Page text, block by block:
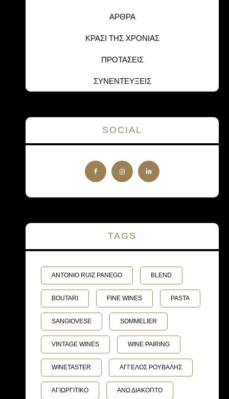
ΑΡΘΡΑ
ΚΡΑΣΙ ΤΗΣ ΧΡΟΝΙΑΣ
ΠΡΟΤΑΣΕΙΣ
ΣΥΝΕΝΤΕΥΞΕΙΣ
SOCIAL
TAGS
ANTONIO RUIZ PANEGO BLEND
BOUTARI FINE WINES PASTA
SANGIOVESE SOMMELIER
VINTAGE WINES WINE PAIRING
WINETASTER ΑΓΓΕΛΟΣ ΡΟΥΒΑΛΗΣ
ΑΓΙΩΡΓΙΤΙΚΟ ΑΝΩ ΔΙΑΚΟΠΤΟ